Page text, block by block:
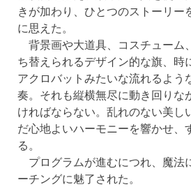
きが加わり、ひとつのストーリー
に思えた。
背景画や大道具、コスチューム
ち替えられるデザイン的な旗、時
アクロバットみたいな流れるよう
奏。それも縦横無尽に動き回りな
ければならない。乱れのない美し
だ心地よいハーモニーを響かせ、
る。
プログラムが進むにつれ、魔法
ーチングに魅了された。